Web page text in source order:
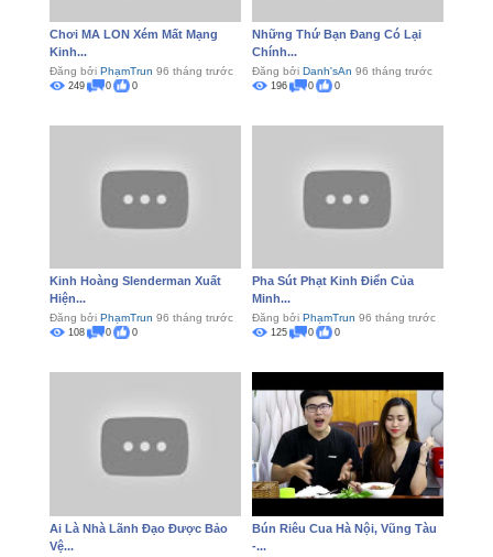
Chơi MA LON Xém Mất Mạng
Kinh...
Đăng bởi PhạmTrun 96 tháng trước
249 0 0
Những Thứ Bạn Đang Có Lại
Chính...
Đăng bởi Danh'sAn 96 tháng trước
196 0 0
Kinh Hoàng Slenderman Xuất
Hiện...
Đăng bởi PhạmTrun 96 tháng trước
108 0 0
Pha Sút Phạt Kinh Điển Của
Minh...
Đăng bởi PhạmTrun 96 tháng trước
125 0 0
Ai Là Nhà Lãnh Đạo Được Bảo
Vệ...
Bún Riêu Cua Hà Nội, Vũng Tàu
-...